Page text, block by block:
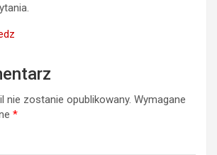
nie zostanie opublikowany. Wymagane
*